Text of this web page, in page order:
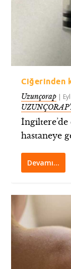
Ciğerinden
Uzunçorap |
hastaneye
Devamı…